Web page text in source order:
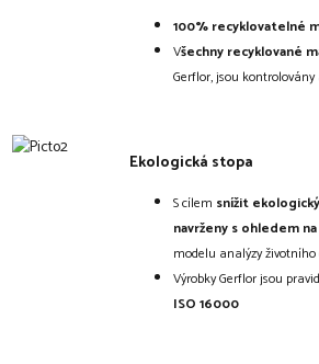
100% recyklovatelné
Všechny recyklované
Gerflor, jsou
Ekologická stopa
S cílem snížit
navrženy s ohledem
modelu analýzy životního
Výrobky Gerflor jsou
ISO 16000